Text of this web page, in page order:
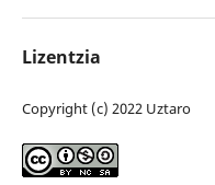
Lizentzia
Copyright (c) 2022 Uztaro